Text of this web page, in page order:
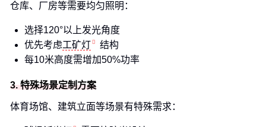
仓库、厂房等需要均匀照明：
选择120°以上发光角度
优先考虑工矿灯
结构
每10米高度需增加50%功率
3. 特殊场景定制方案
体育场馆、建筑立面等场景有特殊需求：